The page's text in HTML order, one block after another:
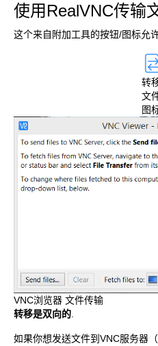
使用RealVNC传输
这个来自附加工具的按钮/图标允
转
文
图
VNC浏览器 文件传输
转移是双向的
如果你想发送文件到VNC服务器